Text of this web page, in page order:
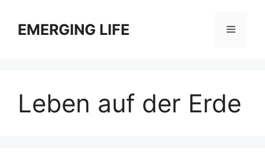
Inhalt
springenEMERGING LIFE Menü
Leben auf der Erde